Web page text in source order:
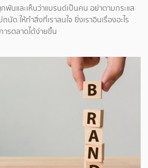
พันและเห็นว่าแบรนด์เป็นคน อย่าตามกระแส
ถนัด ให้ทำสิ่งที่เราสนใจ ยิ่งเราอินเรื่องอะไร
ารตลาดได้ง่ายขึ้น